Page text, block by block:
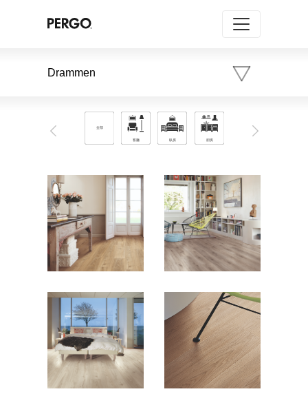
Drammen
Previous